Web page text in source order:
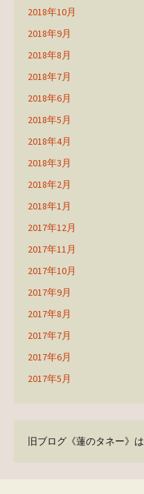
2018年10月
2018年9月
2018年8月
2018年7月
2018年6月
2018年5月
2018年4月
2018年3月
2018年2月
2018年1月
2017年12月
2017年11月
2017年10月
2017年9月
2017年8月
2017年7月
2017年6月
2017年5月
旧ブログ《蓮のタネー》は